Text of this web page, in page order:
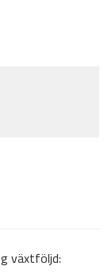
växtföljd: